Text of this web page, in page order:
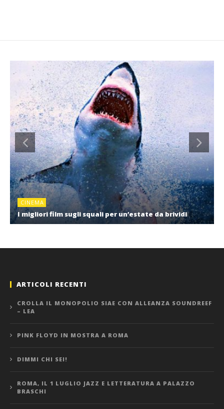
CINEMA
I migliori film sugli squali per un’estate da brividi
ARTICOLI RECENTI
CROLLA IL MONOPOLIO SIAE CON ALLEANZA SOUNDREEF
– LEA
PINK FLOYD IN MOSTRA A ROMA
DIMMI CHI SEI!
ROMA, IL 1 LUGLIO JAZZ E LETTERATURA A PALAZZO
BRASCHI